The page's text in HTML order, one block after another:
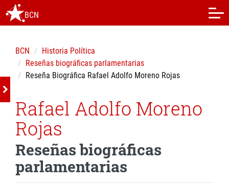
BCN
BCN
Historia Política
Reseñas biográficas parlamentarias
Reseña Biográfica Rafael Adolfo Moreno Rojas
Rafael Adolfo Moreno
Rojas
Reseñas biográficas
parlamentarias